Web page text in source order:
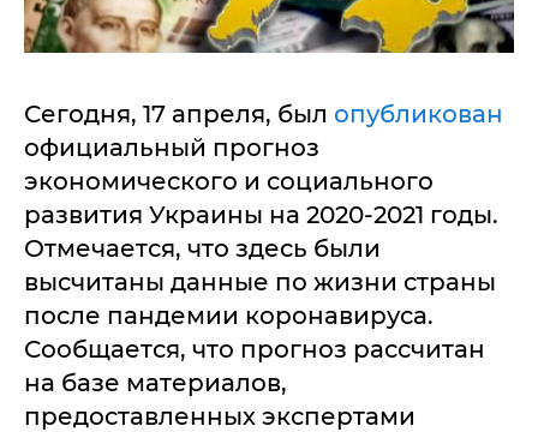
Сегодня, 17 апреля, был опубликован
официальный прогноз
экономического и социального
развития Украины на 2020-2021 годы.
Отмечается, что здесь были
высчитаны данные по жизни страны
после пандемии коронавируса.
Сообщается, что прогноз рассчитан
на базе материалов,
предоставленных экспертами